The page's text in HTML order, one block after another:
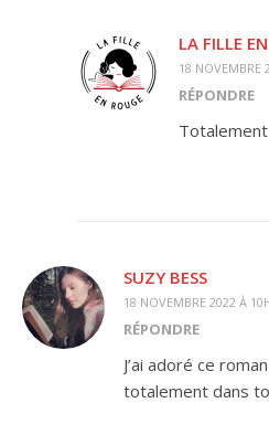
LA FILLE
18 NOVEMBRE
RÉPONDRE
SUZY BESS
18 NOVEMBRE 2022 À
RÉPONDRE
J’ai adoré ce
totalement dans